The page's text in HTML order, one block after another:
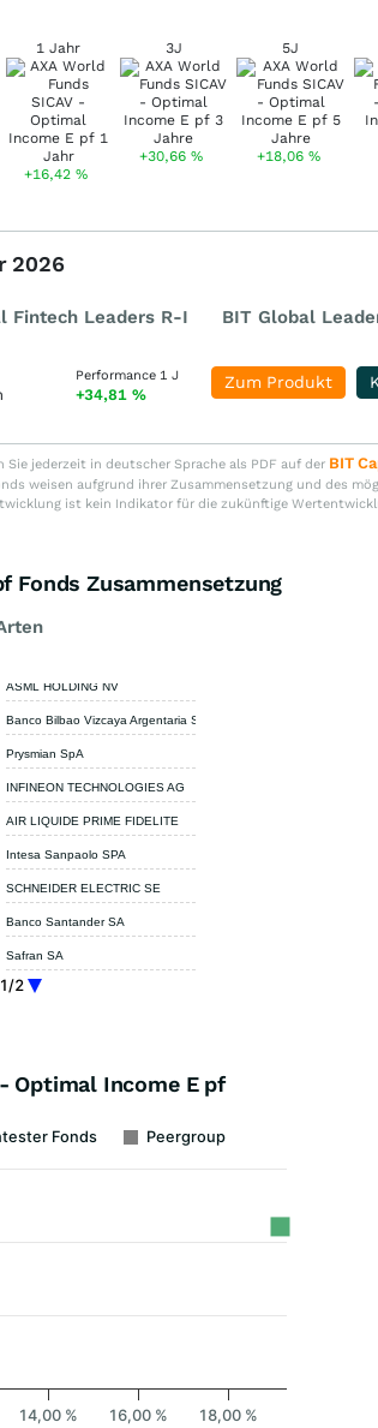
1 Jahr
+16,42%
3J
+30,66%
5J
+18,06 %
2026
Fintech Leaders R-I BIT Global
Performance 1 J
+34,81 %
Zum Produkt
jederzeit in deutscher Sprache als PDF auf der BIT
weisen aufgrund ihrer Zusammensetzung und des
ist kein Indikator für die zukünftige
Fonds Zusammensetzung
1/2
ASML HOLDING NV
Banco Bilbao Vizcaya Argentaria SA
Prysmian SpA
INFINEON TECHNOLOGIES AG
AIR LIQUIDE PRIME FIDELITE
Intesa Sanpaolo SPA
SCHNEIDER ELECTRIC SE
Banco Santander SA
Safran SA
Astrazeneca Plc
Optimal Income E pf
Fonds Peergroup
14,00 % 16,00 % 18,00 %